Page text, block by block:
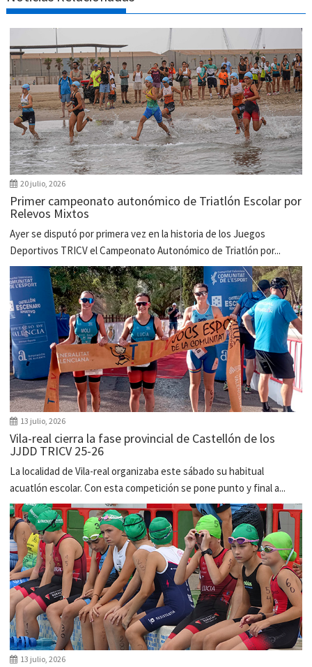
20 julio, 2026
Primer campeonato autonómico de Triatlón Escolar por
Relevos Mixtos
Ayer se disputó por primera vez en la historia de los Juegos
Deportivos TRICV el Campeonato Autonómico de Triatlón por...
13 julio, 2026
Vila-real cierra la fase provincial de Castellón de los
JJDD TRICV 25-26
La localidad de Vila-real organizaba este sábado su habitual
acuatlón escolar. Con esta competición se pone punto y final a...
13 julio, 2026